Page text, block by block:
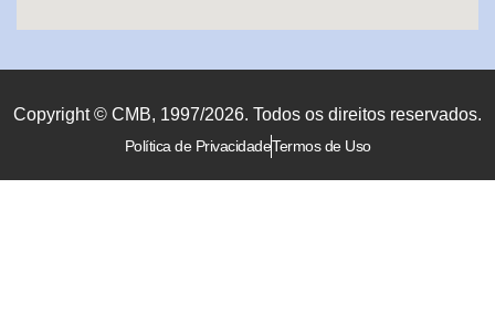
Copyright © CMB, 1997/2026. Todos os direitos reservados.
Política de PrivacidadeTermos de Uso